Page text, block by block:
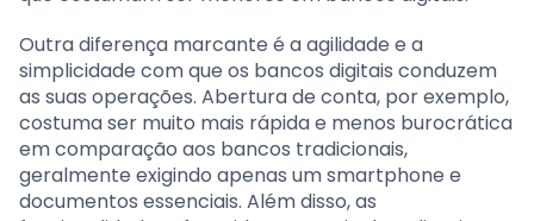
Outra diferença marcante é a agilidade e a
simplicidade com que os bancos digitais conduzem
as suas operações. Abertura de conta, por exemplo,
costuma ser muito mais rápida e menos burocrática
em comparação aos bancos tradicionais,
geralmente exigindo apenas um smartphone e
documentos essenciais. Além disso, as